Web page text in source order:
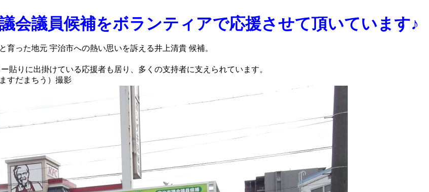
会議員候補をボランティアで応援させて頂いています♪
った地元 宇治市への熱い思いを訴える井上清貴 候補。
貼りに出掛けている応援者も居り、多くの支持者に支えられています。
すだまちう）撮影